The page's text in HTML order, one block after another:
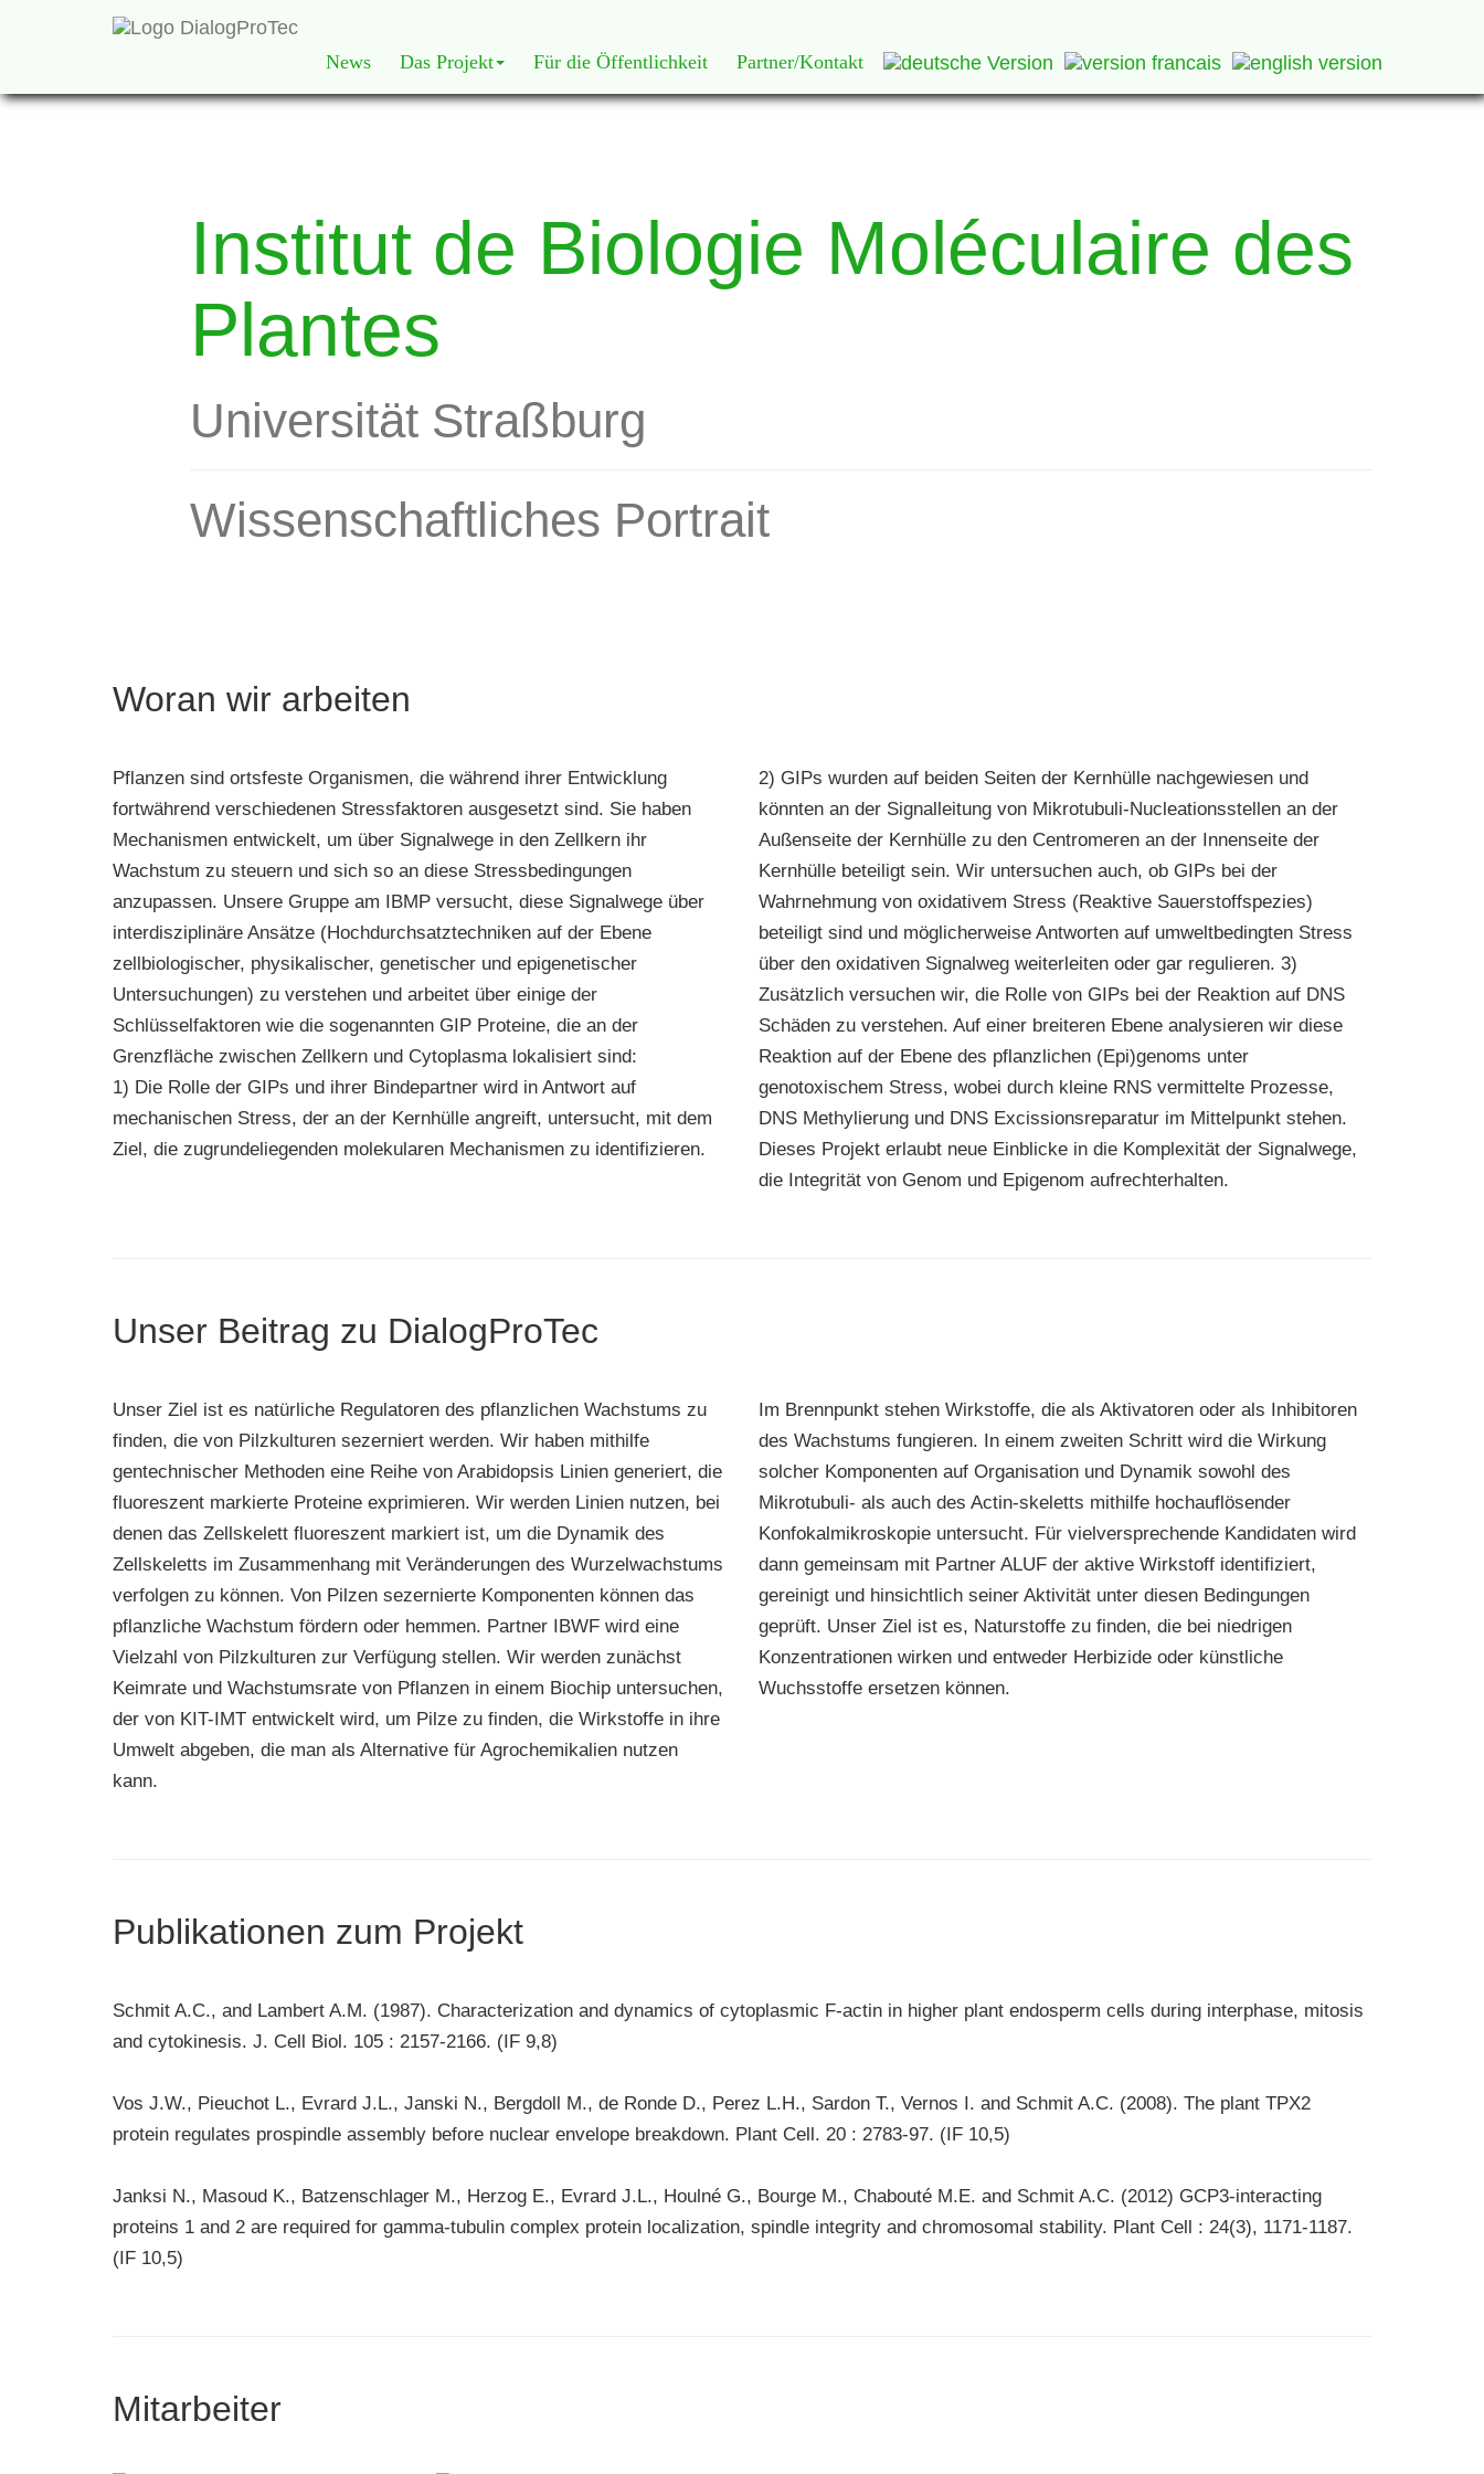
News Das Projekt Für die Öffentlichkeit Partner/Kontakt
Institut de Biologie Moléculaire des
Plantes
Universität Straßburg
Wissenschaftliches Portrait
Woran wir arbeiten
Pflanzen sind ortsfeste Organismen, die während ihrer Entwicklung
fortwährend verschiedenen Stressfaktoren ausgesetzt sind. Sie haben
Mechanismen entwickelt, um über Signalwege in den Zellkern ihr
Wachstum zu steuern und sich so an diese Stressbedingungen
anzupassen. Unsere Gruppe am IBMP versucht, diese Signalwege über
interdisziplinäre Ansätze (Hochdurchsatztechniken auf der Ebene
zellbiologischer, physikalischer, genetischer und epigenetischer
Untersuchungen) zu verstehen und arbeitet über einige der
Schlüsselfaktoren wie die sogenannten GIP Proteine, die an der
Grenzfläche zwischen Zellkern und Cytoplasma lokalisiert sind:
1) Die Rolle der GIPs und ihrer Bindepartner wird in Antwort auf
mechanischen Stress, der an der Kernhülle angreift, untersucht, mit dem
Ziel, die zugrundeliegenden molekularen Mechanismen zu identifizieren.
2) GIPs wurden auf beiden Seiten der Kernhülle nachgewiesen und
könnten an der Signalleitung von Mikrotubuli-Nucleationsstellen an der
Außenseite der Kernhülle zu den Centromeren an der Innenseite der
Kernhülle beteiligt sein. Wir untersuchen auch, ob GIPs bei der
Wahrnehmung von oxidativem Stress (Reaktive Sauerstoffspezies)
beteiligt sind und möglicherweise Antworten auf umweltbedingten Stress
über den oxidativen Signalweg weiterleiten oder gar regulieren. 3)
Zusätzlich versuchen wir, die Rolle von GIPs bei der Reaktion auf DNS
Schäden zu verstehen. Auf einer breiteren Ebene analysieren wir diese
Reaktion auf der Ebene des pflanzlichen (Epi)genoms unter
genotoxischem Stress, wobei durch kleine RNS vermittelte Prozesse,
DNS Methylierung und DNS Excissionsreparatur im Mittelpunkt stehen.
Dieses Projekt erlaubt neue Einblicke in die Komplexität der Signalwege,
die Integrität von Genom und Epigenom aufrechterhalten.
Unser Beitrag zu DialogProTec
Unser Ziel ist es natürliche Regulatoren des pflanzlichen Wachstums zu
finden, die von Pilzkulturen sezerniert werden. Wir haben mithilfe
gentechnischer Methoden eine Reihe von Arabidopsis Linien generiert, die
fluoreszent markierte Proteine exprimieren. Wir werden Linien nutzen, bei
denen das Zellskelett fluoreszent markiert ist, um die Dynamik des
Zellskeletts im Zusammenhang mit Veränderungen des Wurzelwachstums
verfolgen zu können. Von Pilzen sezernierte Komponenten können das
pflanzliche Wachstum fördern oder hemmen. Partner IBWF wird eine
Vielzahl von Pilzkulturen zur Verfügung stellen. Wir werden zunächst
Keimrate und Wachstumsrate von Pflanzen in einem Biochip untersuchen,
der von KIT-IMT entwickelt wird, um Pilze zu finden, die Wirkstoffe in ihre
Umwelt abgeben, die man als Alternative für Agrochemikalien nutzen
kann.
Im Brennpunkt stehen Wirkstoffe, die als Aktivatoren oder als Inhibitoren
des Wachstums fungieren. In einem zweiten Schritt wird die Wirkung
solcher Komponenten auf Organisation und Dynamik sowohl des
Mikrotubuli- als auch des Actin-skeletts mithilfe hochauflösender
Konfokalmikroskopie untersucht. Für vielversprechende Kandidaten wird
dann gemeinsam mit Partner ALUF der aktive Wirkstoff identifiziert,
gereinigt und hinsichtlich seiner Aktivität unter diesen Bedingungen
geprüft. Unser Ziel ist es, Naturstoffe zu finden, die bei niedrigen
Konzentrationen wirken und entweder Herbizide oder künstliche
Wuchsstoffe ersetzen können.
Publikationen zum Projekt
Schmit A.C., and Lambert A.M. (1987). Characterization and dynamics of cytoplasmic F-actin in higher plant endosperm cells during interphase, mitosis
and cytokinesis. J. Cell Biol. 105 : 2157-2166. (IF 9,8)
Vos J.W., Pieuchot L., Evrard J.L., Janski N., Bergdoll M., de Ronde D., Perez L.H., Sardon T., Vernos I. and Schmit A.C. (2008). The plant TPX2
protein regulates prospindle assembly before nuclear envelope breakdown. Plant Cell. 20 : 2783-97. (IF 10,5)
Janksi N., Masoud K., Batzenschlager M., Herzog E., Evrard J.L., Houlné G., Bourge M., Chabouté M.E. and Schmit A.C. (2012) GCP3-interacting
proteins 1 and 2 are required for gamma-tubulin complex protein localization, spindle integrity and chromosomal stability. Plant Cell : 24(3), 1171-1187.
(IF 10,5)
Mitarbeiter